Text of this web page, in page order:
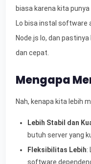
biasa karena kita
Lo bisa instal software
Node.js lo, dan
dan cepat.
Mengapa
Nah, kenapa kita lebih
Lebih Stabil dan
butuh server yang
Fleksibilitas Lebih:
software